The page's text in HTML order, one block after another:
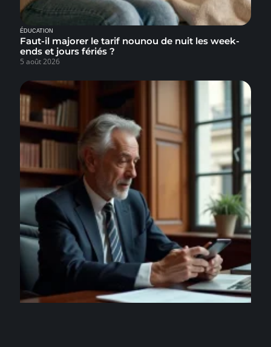
ÉDUCATION
Faut-il majorer le tarif nounou de nuit les week-
ends et jours fériés ?
5 août 2026